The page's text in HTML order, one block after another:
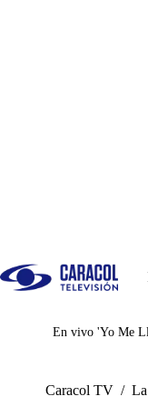
Juegos
En vivo 'Yo Me
Caracol TV /